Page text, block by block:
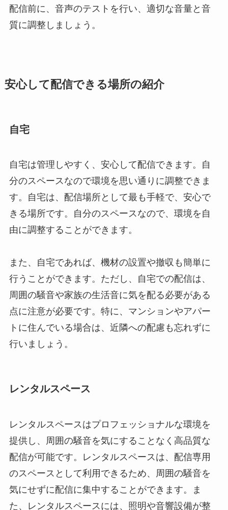
配信前に、音声のテストを行い、適切な音量と音
質に調整しましょう。
安心して配信できる場所の紹介
自宅
自宅は管理しやすく、安心して配信できます。自
分のスペースなので環境を思い通りに調整できま
す。自宅は、配信場所として最も手軽で、安心で
きる場所です。自分のスペースなので、環境を自
由に調整することができます。
また、自宅であれば、機材の設置や撤収も簡単に
行うことができます。ただし、自宅での配信は、
周囲の騒音や家族の生活音に気を配る必要がある
点に注意が必要です。特に、マンションやアパー
トに住んでいる場合は、近隣への配慮も忘れずに
行いましょう。
レンタルスペース
レンタルスペースはプロフェッショナルな環境を
提供し、周囲の騒音を気にすることなく高品質な
配信が可能です。レンタルスペースは、配信専用
のスペースとして利用できるため、周囲の騒音を
気にせずに配信に集中することができます。ま
た、レンタルスペースには、照明や音響設備が整